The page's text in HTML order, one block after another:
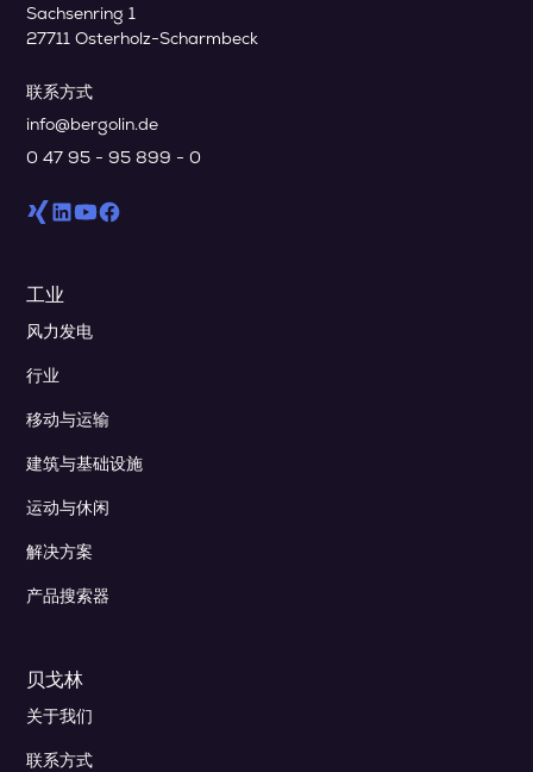
Sachsenring 1
27711 Osterholz-Scharmbeck
联系方式
info@bergolin.de
0 47 95 - 95 899 - 0
工业
风力发电
行业
移动与运输
建筑与基础设施
运动与休闲
解决方案
产品搜索器
贝戈林
关于我们
联系方式